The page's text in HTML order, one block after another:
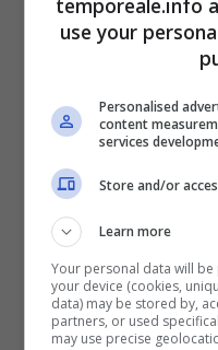
Fondi / Tar
comitato “No al
sindaco:
nostre
use your
Personalised
content
services
Store and/or
Learn more
Your personal data will
your device (cookies,
data) may be stored by,
partners, or used
may use precise